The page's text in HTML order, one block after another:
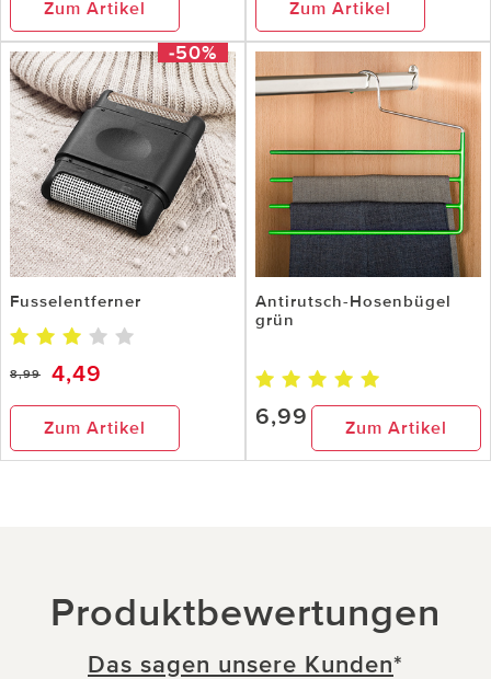
Zum Artikel Zum Artikel
-50%
Fusselentferner
8,99 4,49
Zum Artikel
Antirutsch-Hosenbügel
grün
6,99 Zum Artikel
Produktbewertungen
Das sagen unsere Kunden*